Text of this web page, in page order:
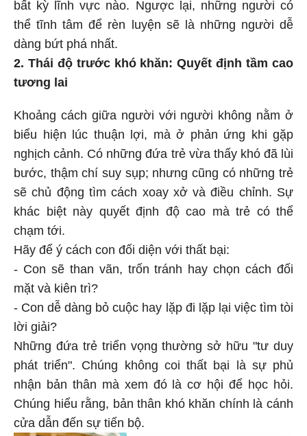
bất kỳ lĩnh vực nào. Ngược lại, những người có
thể tĩnh tâm để rèn luyện sẽ là những người dễ
dàng bứt phá nhất.
2. Thái độ trước khó khăn: Quyết định tầm cao
tương lai
Khoảng cách giữa người với người không nằm ở
biểu hiện lúc thuận lợi, mà ở phản ứng khi gặp
nghịch cảnh. Có những đứa trẻ vừa thấy khó đã lùi
bước, thậm chí suy sụp; nhưng cũng có những trẻ
sẽ chủ động tìm cách xoay xở và điều chỉnh. Sự
khác biệt này quyết định độ cao mà trẻ có thể
chạm tới.
Hãy để ý cách con đối diện với thất bại:
- Con sẽ than vãn, trốn tránh hay chọn cách đối
mặt và kiên trì?
- Con dễ dàng bỏ cuộc hay lặp đi lặp lại việc tìm tòi
lời giải?
Những đứa trẻ triển vọng thường sở hữu "tư duy
phát triển". Chúng không coi thất bại là sự phủ
nhận bản thân mà xem đó là cơ hội để học hỏi.
Chúng hiểu rằng, bản thân khó khăn chính là cánh
cửa dẫn đến sự tiến bộ.